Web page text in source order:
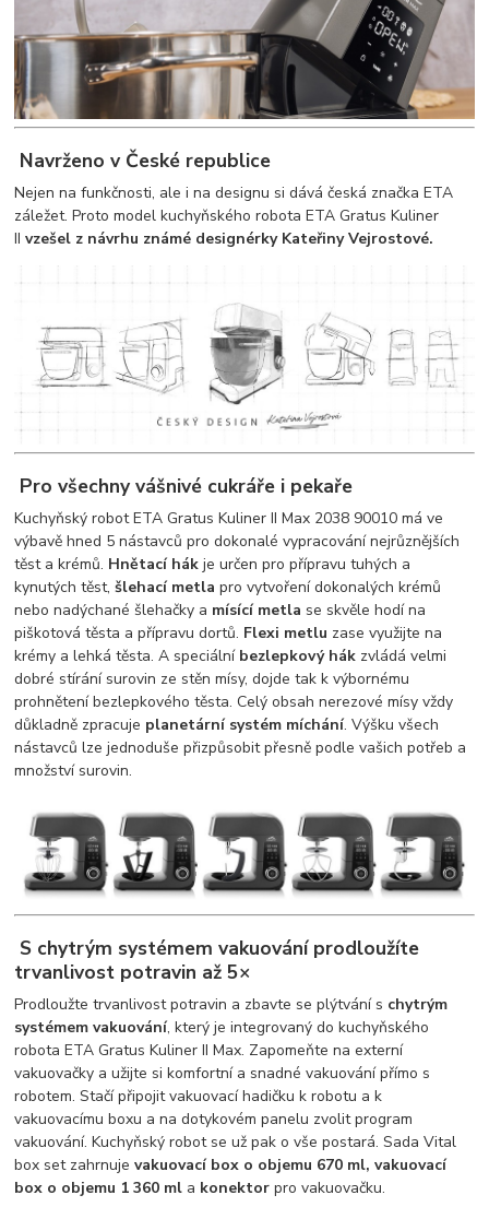
Navrženo v České republice
Nejen na funkčnosti, ale i na designu si dává česká značka ETA
záležet. Proto model kuchyňského robota ETA Gratus Kuliner
IIvzešel z návrhu známé designérky Kateřiny Vejrostové.
Pro všechny vášnivé cukráře i pekaře
Kuchyňský robot ETA Gratus Kuliner II Max 2038 90010 má ve
výbavě hned 5 nástavců pro dokonalé vypracování nejrůznějších
těst a krémů. Hnětací hák je určen pro přípravu tuhých a
kynutých těst,šlehací metla pro vytvoření dokonalých krémů
nebo nadýchané šlehačky a mísící metla se skvěle hodí na
piškotová těsta a přípravu dortů. Flexi metlu zase využijte na
krémy a lehká těsta. A speciální bezlepkový hák zvládá velmi
dobré stírání surovin ze stěn mísy, dojde tak k výbornému
prohnětení bezlepkového těsta. Celý obsah nerezové mísy vždy
důkladně zpracuje planetární systém míchání. Výšku všech
nástavců lze jednoduše přizpůsobit přesně podle vašich potřeb a
množství surovin.
S chytrým systémem vakuování prodloužíte
trvanlivost potravin až 5×
Prodloužte trvanlivost potravin a zbavte se plýtvání s chytrým
systémem vakuování, který je integrovaný do kuchyňského
robota ETA Gratus Kuliner II Max. Zapomeňte na externí
vakuovačky a užijte si komfortní a snadné vakuování přímo s
robotem. Stačí připojit vakuovací hadičku k robotu a k
vakuovacímu boxu a na dotykovém panelu zvolit program
vakuování. Kuchyňský robot se už pak o vše postará. Sada Vital
box set zahrnujevakuovací box o objemu 670 ml, vakuovací
box o objemu 1 360 ml a konektor pro vakuovačku.